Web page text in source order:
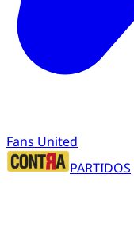
Fans United
PARTIDOS